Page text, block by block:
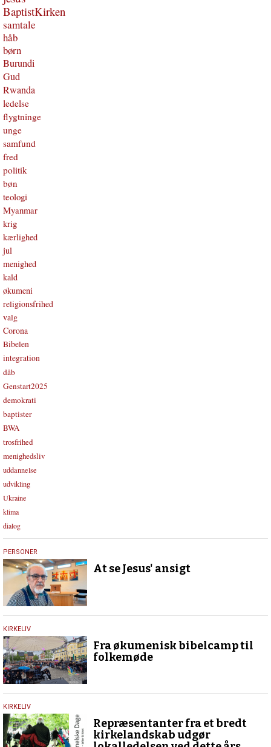
BaptistKirken
samtale
håb
børn
Burundi
Gud
Rwanda
ledelse
flygtninge
unge
samfund
fred
politik
bøn
teologi
Myanmar
krig
kærlighed
jul
menighed
kald
økumeni
religionsfrihed
valg
Corona
Bibelen
integration
dåb
Genstart2025
demokrati
baptister
BWA
trosfrihed
menighedsliv
uddannelse
udvikling
Ukraine
klima
dialog
15.
oktober
2025
PERSONER
At se Jesus' ansigt
16.
juni
2025
KIRKELIV
Fra økumenisk bibelcamp til
folkemøde
25.
marts
2025
KIRKELIV
Repræsentanter fra et bredt
kirkelandskab udgør